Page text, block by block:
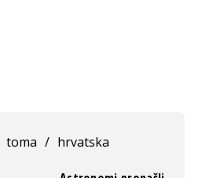
toma / hrvatska